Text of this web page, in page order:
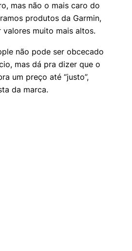
mas não o mais caro do
produtos da Garmin,
muito mais altos.
não pode ser obcecado
mas dá pra dizer que o
um preço até “justo”,
da marca.